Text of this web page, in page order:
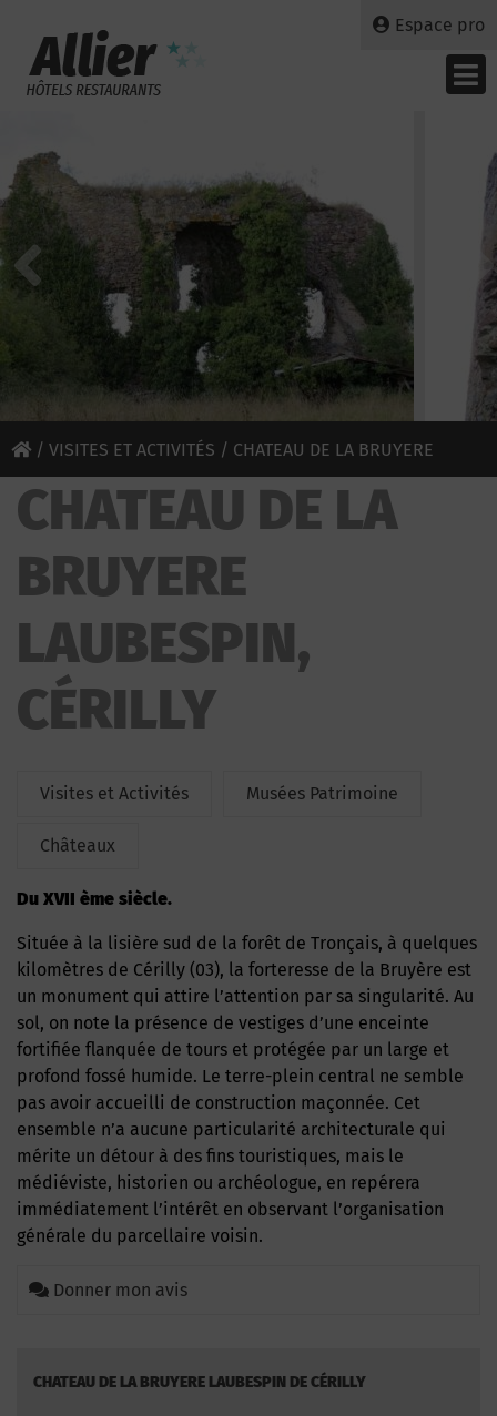
Espace pro
/ VISITES ET ACTIVITÉS / CHATEAU DE LA BRUYERE
LAUBESPIN
CHATEAU DE LA
BRUYERE
LAUBESPIN,
CÉRILLY
Visites et Activités Musées Patrimoine
Châteaux
du XVII ème siècle.
Située à la lisière sud de la forêt de Tronçais, à quelques
kilomètres de Cérilly (03), la forteresse de la Bruyère est
un monument qui attire l’attention par sa singularité. Au
sol, on note la présence de vestiges d’une enceinte
fortifiée flanquée de tours et protégée par un large et
profond fossé humide. Le terre-plein central ne semble
pas avoir accueilli de construction maçonnée. Cet
ensemble n’a aucune particularité architecturale qui
mérite un détour à des fins touristiques, mais le
médiéviste, historien ou archéologue, en repérera
immédiatement l’intérêt en observant l’organisation
générale du parcellaire voisin.
Donner mon avis
CHATEAU DE LA BRUYERE LAUBESPIN DE CÉRILLY